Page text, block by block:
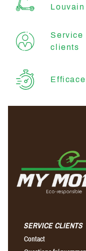
Louvain
Service
clients
SERVICE CLIENTS
Contact